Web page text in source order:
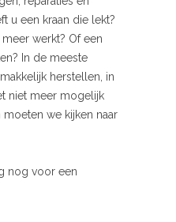
u een kraan die lekt?
werkt? Of een
In de meeste
herstellen, in
niet meer mogelijk
we kijken naar
nog voor een